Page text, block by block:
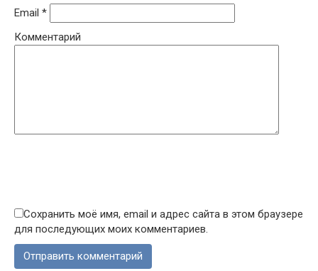
Email *
Комментарий
Сохранить моё имя, email и адрес сайта в этом браузере
для последующих моих комментариев.